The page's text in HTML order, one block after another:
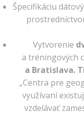
Špecifikáciu
Vytvorenie
a tréningových
a Bratislava.
„Centra pre
využívaní
vzdelávať